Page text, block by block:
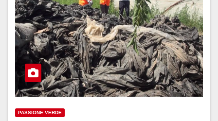
PASSIONE VERDE